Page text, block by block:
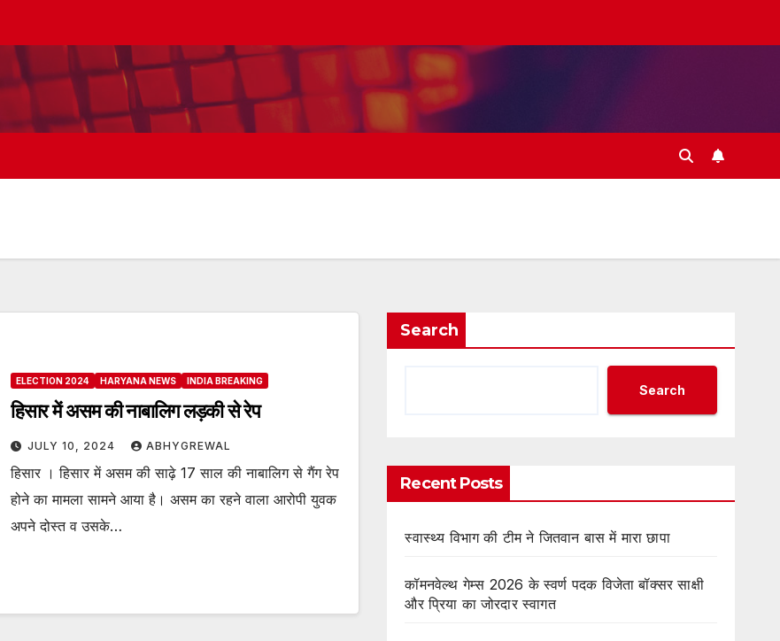
ELECTION 2024 HARYANA NEWS INDIA BREAKING
हिसार में असम की नाबालिग लड़की से रेप
JULY 10, 2024 ABHYGREWAL
हिसार । हिसार में असम की साढ़े 17 साल की नाबालिग से गैंग रेप
होने का मामला सामने आया है। असम का रहने वाला आरोपी युवक
अपने दोस्त व उसके…
Search
Search
Recent Posts
स्वास्थ्य विभाग की टीम ने जितवान बास में मारा छापा
कॉमनवेल्थ गेम्स 2026 के स्वर्ण पदक विजेता बॉक्सर साक्षी
और प्रिया का जोरदार स्वागत